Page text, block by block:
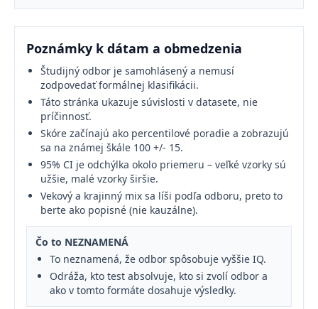
Poznámky k dátam a obmedzenia
Študijný odbor je samohlásený a nemusí
zodpovedať formálnej klasifikácii.
Táto stránka ukazuje súvislosti v datasete, nie
príčinnosť.
Skóre začínajú ako percentilové poradie a zobrazujú
sa na známej škále 100 +/- 15.
95% CI je odchýlka okolo priemeru – veľké vzorky sú
užšie, malé vzorky širšie.
Vekový a krajinný mix sa líši podľa odboru, preto to
berte ako popisné (nie kauzálne).
Čo to NEZNAMENÁ
To neznamená, že odbor spôsobuje vyššie IQ.
Odráža, kto test absolvuje, kto si zvolí odbor a
ako v tomto formáte dosahuje výsledky.